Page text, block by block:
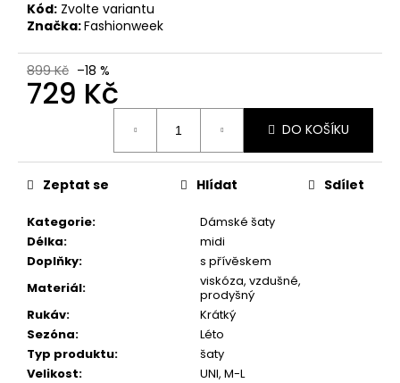
Kód: Zvolte variantu
Značka:Fashionweek
899 Kč –18 %
729 Kč
DO KOŠÍKU
Kategorie:
Dámské šaty
Délka:
midi
Doplňky:
s přívěskem
Materiál:
viskóza, vzdušné,
prodyšný
Rukáv:
Krátký
Sezóna:
Léto
Typ produktu:
šaty
Velikost:
UNI, M-L
Zeptat se Hlídat Sdílet